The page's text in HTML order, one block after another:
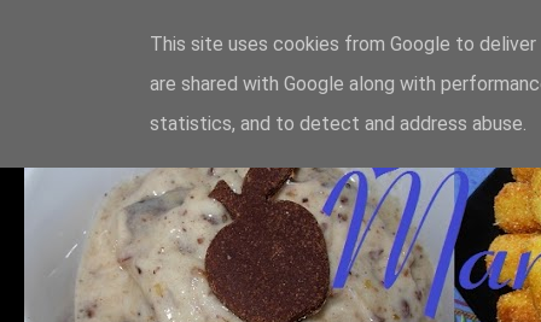
This site uses cookies from Google to
are shared with Google along with
statistics, and to detect and address abuse.